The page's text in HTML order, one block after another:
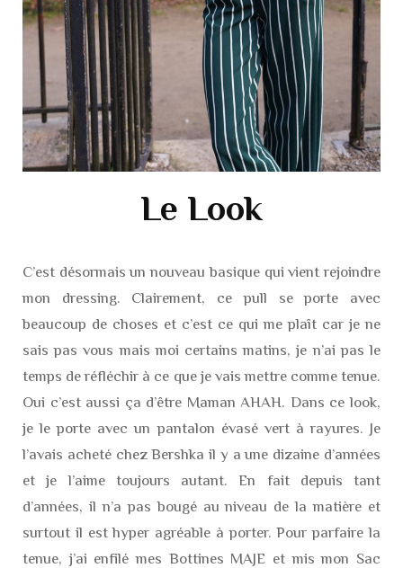
Le Look
C’est désormais un nouveau basique qui vient rejoindre
mon dressing. Clairement, ce pull se porte avec
beaucoup de choses et c’est ce qui me plaît car je ne
sais pas vous mais moi certains matins, je n’ai pas le
temps de réfléchir à ce que je vais mettre comme tenue.
Oui c’est aussi ça d’être Maman AHAH. Dans ce look,
je le porte avec un pantalon évasé vert à rayures. Je
l’avais acheté chez Bershka il y a une dizaine d’années
et je l’aime toujours autant. En fait depuis tant
d’années, il n’a pas bougé au niveau de la matière et
surtout il est hyper agréable à porter. Pour parfaire la
tenue, j’ai enfilé mes Bottines MAJE et mis mon Sac